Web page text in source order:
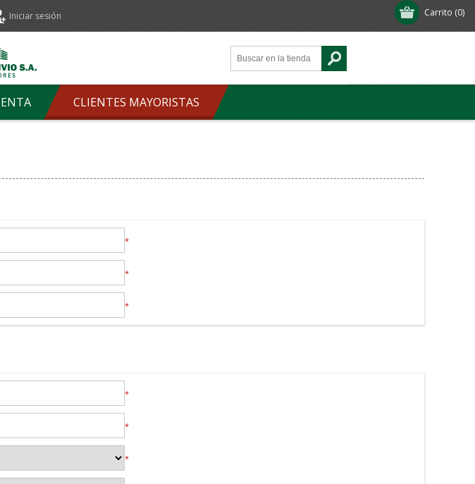
Carrito (0)
Iniciar sesión
CLIENTES MAYORISTAS
*
*
*
*
*
*